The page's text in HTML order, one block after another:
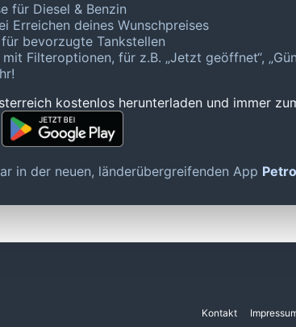
für Diesel & Benzin
Erreichen deines Wunschpreises
bevorzugte Tankstellen
Filteroptionen, für z.B. „Jetzt geöffnet“,
kostenlos herunterladen und immer
in der neuen, länderübergreifenden App
Kontakt